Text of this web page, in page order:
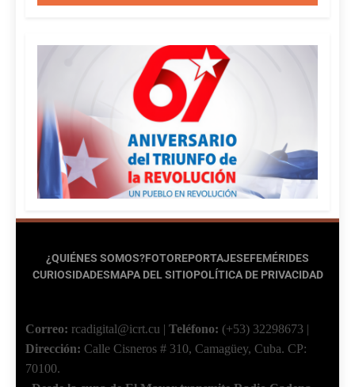
¿QUIÉNES SOMOS?FOTOREPORTAJESEFEMÉRIDES
CURIOSIDADESMAPA DEL SITIOPOLÍTICA DE PRIVACIDAD
Correo: rcadigital@icrt.cu | Teléfono: (+53) 32298673 |
Dirección: Calle Cisneros # 310, Camagüey, Cuba. CP:
70100.